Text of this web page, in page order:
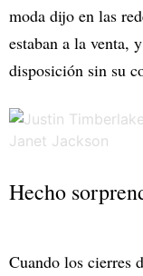
moda dijo en las
estaban a la venta,
disposición sin su
Hecho
Cuando los cierres